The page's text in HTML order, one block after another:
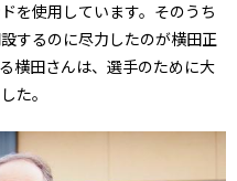
を使用しています。そのうち
するのに尽力したのが横田正
横田さんは、選手のために大
た。